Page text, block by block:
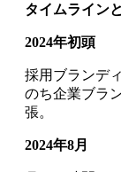
タイムライン
2024年初頭
採用ブランデ
のち企業ブラ
張。
2024年8月